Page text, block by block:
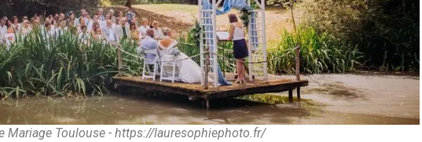
Mariage Toulouse - https://lauresophiephoto.fr/